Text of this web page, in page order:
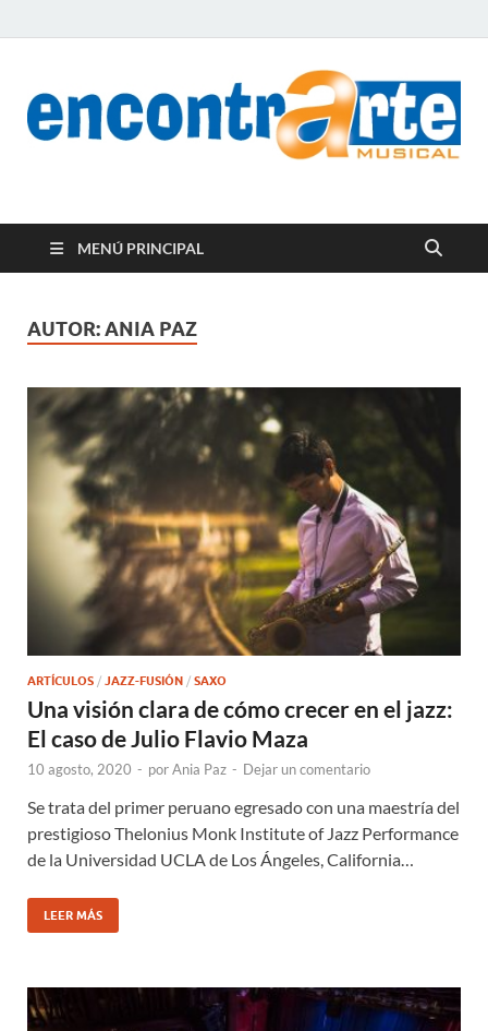
encontrArte Musical
MENÚ PRINCIPAL
AUTOR:ANIA PAZ
ARTÍCULOS / JAZZ-FUSIÓN / SAXO
Una visión clara de cómo crecer en el jazz:
El caso de Julio Flavio Maza
10 agosto, 2020 - porAnia Paz - Dejar un comentario
Se trata del primer peruano egresado con una maestría del
prestigioso Thelonius Monk Institute of Jazz Performance
de la Universidad UCLA de Los Ángeles, California…
LEER MÁS